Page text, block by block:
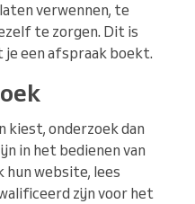
verwennen, te
te zorgen. Dit is
een afspraak boekt.
kiest, onderzoek dan
in het bedienen van
hun website, lees
zijn voor het